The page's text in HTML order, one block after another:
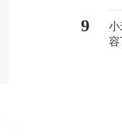
9
小
容